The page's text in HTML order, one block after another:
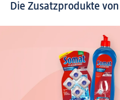
Die Zusatzprodukte